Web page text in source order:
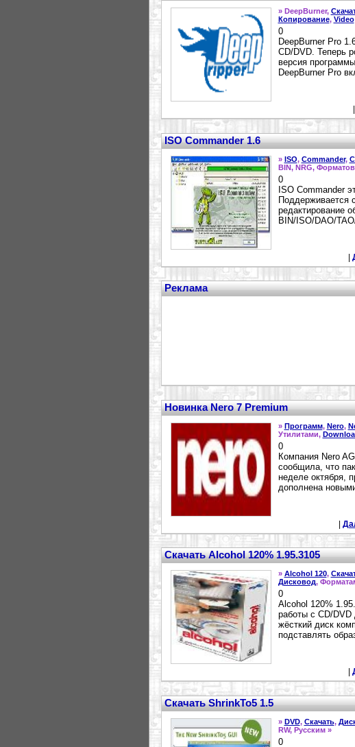
» DeepBurner,
Копирование, Video
0
DeepBurner Pro
CD/DVD. Теперь
версия
DeepBurner Pro
ISO Commander 1.6
» ISO, Commander,
BIN, NRG,
0
ISO Commander
Поддерживается
редактирование
BIN/ISO/DAO/
Реклама
Новинка Nero 7 Premium
» Программ, Nero,
Утилитами,
0
Компания Nero
сообщила, что
неделе октября,
дополнена
Скачать Alcohol 120% 1.95.3105
» Alcohol 120,
Дисковод,
0
Alcohol 120%
работы с CD/DVD
жёсткий диск
подставлять
Скачать ShrinkTo5 1.5
» DVD, Скачать,
RW, Русским »
0